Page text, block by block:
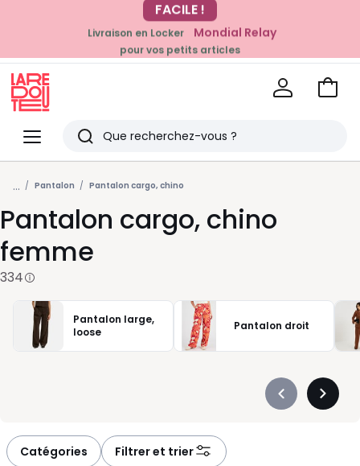
EN CE MOMENT
-20% dès 39€*
sur la mode
Livraison en Locker Mondial Relay
pour vos petits articles
Menu
Redoute
Rechercher
Derniers
articles
vus
Voir
... Pantalon Pantalon cargo, chino
Pantalon cargo, chino
femme
334
Pantalon large,
loose
Pantalon droit
Précédent
Catégories Filtrer et trier